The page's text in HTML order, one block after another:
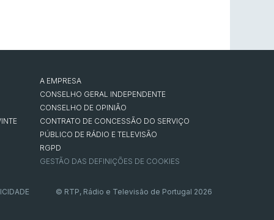
A EMPRESA
CONSELHO GERAL INDEPENDENTE
CONSELHO DE OPINIÃO
CONTRATO DE CONCESSÃO DO SERVIÇO
PÚBLICO DE RÁDIO E TELEVISÃO
RGPD
GESTÃO DAS DEFINIÇÕES DE COOKIES
© RTP, Rádio e Televisão de Portugal 2026